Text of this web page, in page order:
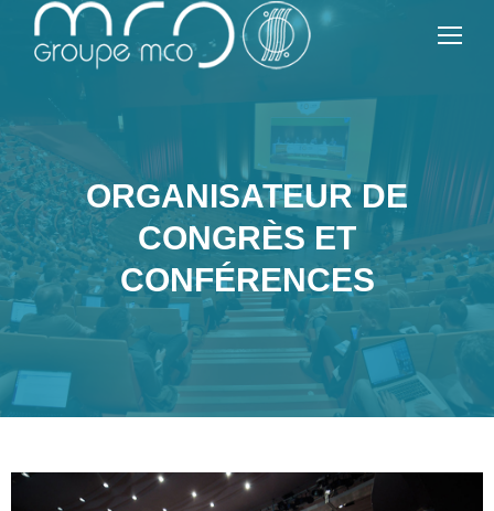
ORGANISATEUR DE
CONGRÈS ET
CONFÉRENCES